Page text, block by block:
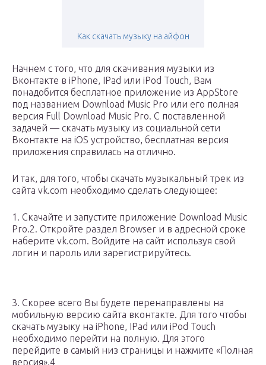
Как скачать музыку на айфон
Начнем с того, что для скачивания музыки из
Вконтакте в iPhone, IPad или iPod Touch, Вам
понадобится бесплатное приложение из AppStore
под названием Download Music Pro или его полная
версия Full Download Music Pro. С поставленной
задачей — скачать музыку из социальной сети
Вконтакте на iOS устройство, бесплатная версия
приложения справилась на отлично.
И так, для того, чтобы скачать музыкальный трек из
сайта vk.com необходимо сделать следующее:
1. Скачайте и запустите приложение Download Music
Pro.2. Откройте раздел Browser и в адресной сроке
наберите vk.com. Войдите на сайт используя свой
логин и пароль или зарегистрируйтесь.
3. Скорее всего Вы будете перенаправлены на
мобильную версию сайта вконтакте. Для того чтобы
скачать музыку на iPhone, IPad или iPod Touch
необходимо перейти на полную. Для этого
перейдите в самый низ страницы и нажмите «Полная
версия».4